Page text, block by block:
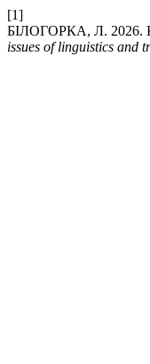
[1]
БІЛОГОРКА, Л.
issues of linguistics and